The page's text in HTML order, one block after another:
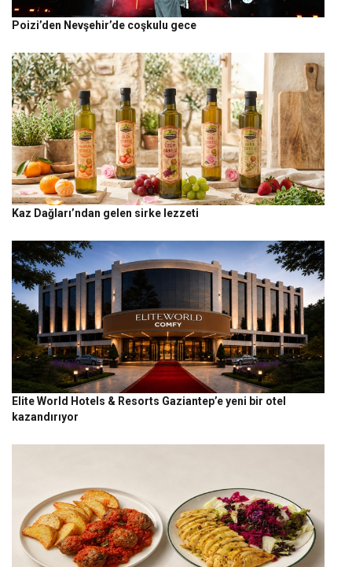
Poizi’den Nevşehir’de coşkulu gece
Kaz Dağları’ndan gelen sirke lezzeti
Elite World Hotels & Resorts Gaziantep’e yeni bir otel
kazandırıyor